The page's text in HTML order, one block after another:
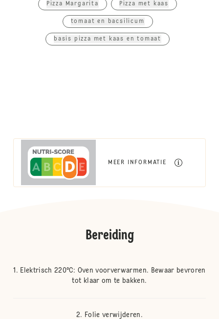
Pizza Margarita Pizza met kaas
tomaat en bacsilicum
basis pizza met kaas en tomaat
MEER INFORMATIE
Bereiding
Elektrisch 220°C: Oven voorverwarmen. Bewaar bevroren
tot klaar om te bakken.
Folie verwijderen.